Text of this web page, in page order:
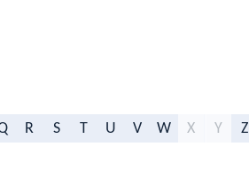
R S T U V W X Y Z